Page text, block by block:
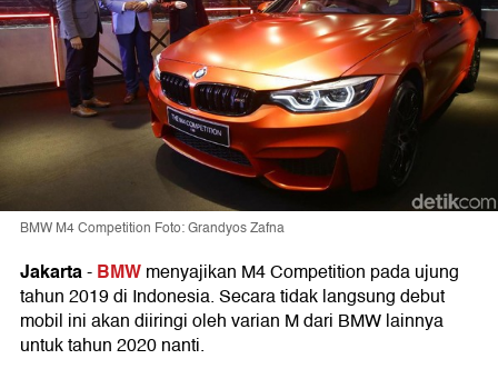
BMW M4 Competition Foto: Grandyos Zafna
Jakarta-BMWmenyajikan M4 Competition pada ujung
tahun 2019 di Indonesia. Secara tidak langsung debut
mobil ini akan diiringi oleh varian M dari BMW lainnya
untuk tahun 2020 nanti.